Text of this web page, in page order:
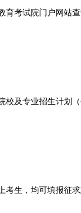
育考试院门户网站
及专业招生计划（
生，均可填报征求